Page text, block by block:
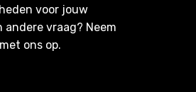
voor jouw
vraag? Neem
ons op.